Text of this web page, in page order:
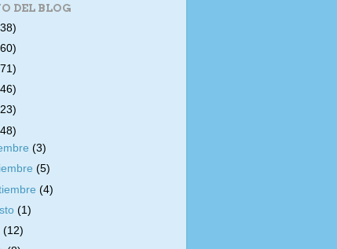
DEL BLOG
(3)
(5)
(4)
(1)
(12)